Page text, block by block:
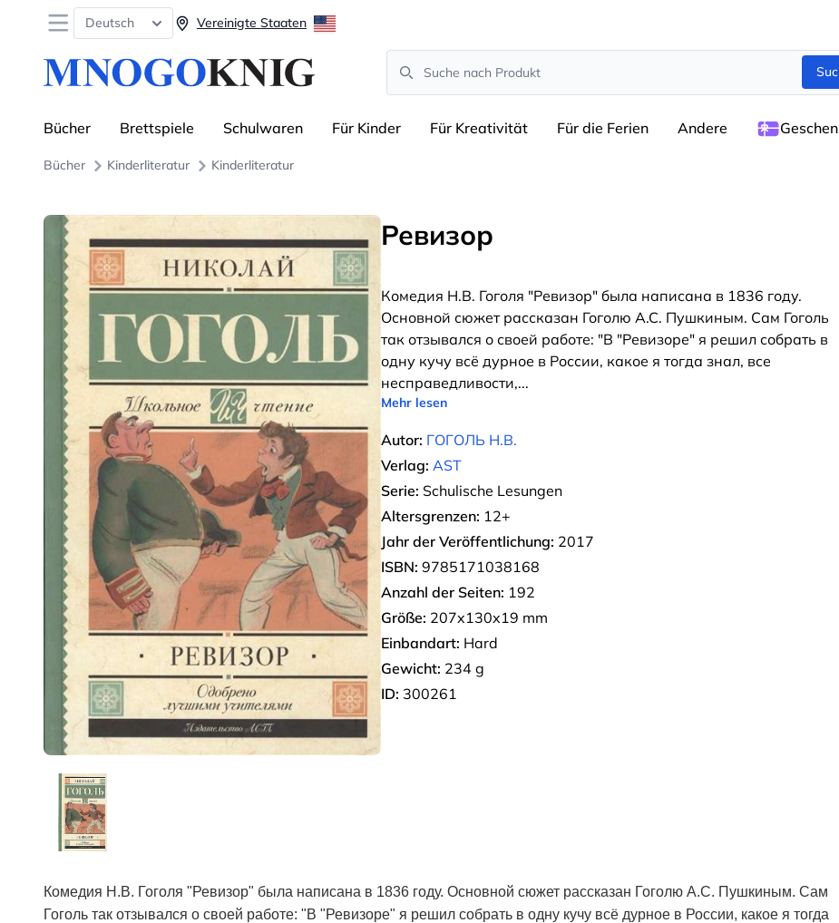
Open menu
Deutsch Vereinigte Staaten
Search
Bücher Brettspiele Schulwaren Für Kinder Für Kreativität Für die Ferien Andere
Bücher Kinderliteratur Kinderliteratur
Ревизор
Комедия Н.В. Гоголя "Ревизор" была написана в 1836 году.
Основной сюжет рассказан Гоголю А.С. Пушкиным. Сам Гоголь
так отзывался о своей работе: "В "Ревизоре" я решил собрать в
одну кучу всё дурное в России, какое я тогда знал, все
несправедливости,...
Mehr lesen
Autor: ГОГОЛЬ Н.В.
Verlag: AST
Serie: Schulische Lesungen
Altersgrenzen: 12+
Jahr der Veröffentlichung: 2017
ISBN: 9785171038168
Anzahl der Seiten: 192
Größe: 207x130x19 mm
Einbandart: Hard
Gewicht: 234 g
ID: 300261
Комедия Н.В. Гоголя "Ревизор" была написана в 1836 году. Основной сюжет рассказан Гоголю А.С. Пушкиным. Сам
Гоголь так отзывался о своей работе: "В "Ревизоре" я решил собрать в одну кучу всё дурное в России, какое я тогда